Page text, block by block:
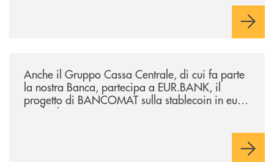
negoziazione esclusiva per la finalizzazione dell’operazione.
Anche il Gruppo Cassa Centrale, di cui fa parte
la nostra Banca, partecipa a EUR.BANK, il
progetto di BANCOMAT sulla stablecoin in euro
e sul relativo ecosistema